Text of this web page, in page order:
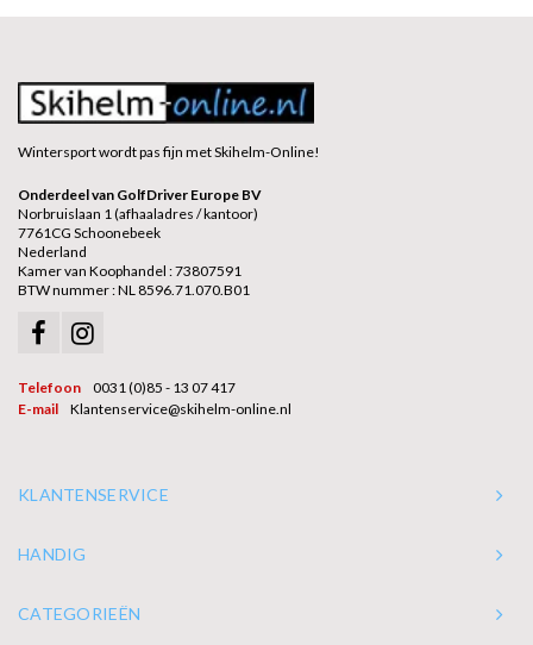
Wintersport wordt pas fijn met Skihelm-Online!
Onderdeel van GolfDriver Europe BV
Norbruislaan 1 (afhaaladres / kantoor)
7761CG Schoonebeek
Nederland
Kamer van Koophandel : 73807591
BTW nummer : NL 8596.71.070.B01
Telefoon
0031 (0)85 - 13 07 417
E-mail
Klantenservice@skihelm-online.nl
KLANTENSERVICE
HANDIG
CATEGORIEËN